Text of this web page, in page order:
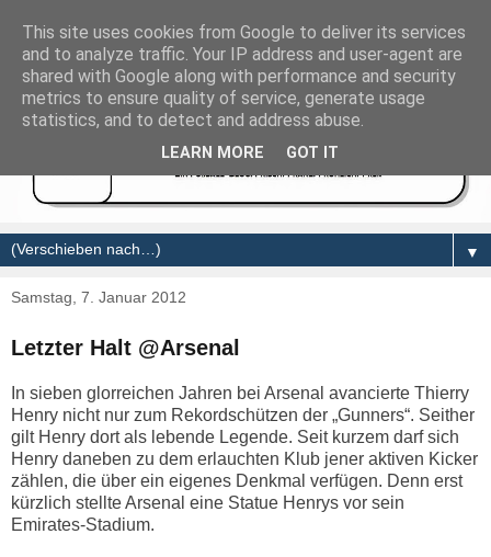
▼
Samstag, 7. Januar 2012
Letzter Halt @Arsenal
In sieben glorreichen Jahren bei Arsenal avancierte Thierry
Henry nicht nur zum Rekordschützen der „Gunners“. Seither
gilt Henry dort als lebende Legende. Seit kurzem darf sich
Henry daneben zu dem erlauchten Klub jener aktiven Kicker
zählen, die über ein eigenes Denkmal verfügen. Denn erst
kürzlich stellte Arsenal eine Statue Henrys vor sein
Emirates-Stadium.
This site uses cookies from Google to deliver its services
and to analyze traffic. Your IP address and user-agent are
shared with Google along with performance and security
metrics to ensure quality of service, generate usage
statistics, and to detect and address abuse.
LEARN MORE GOT IT